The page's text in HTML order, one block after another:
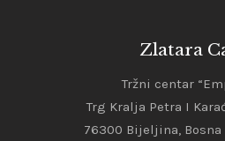
Zlatara
Tržni centar
Trg Kralja Petra I
76300 Bijeljina,